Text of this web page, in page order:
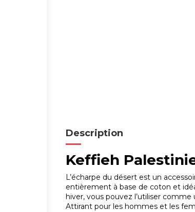
Description
Keffieh
L’écharpe du désert est un
entièrement à base de coton et
hiver, vous pouvez l’utiliser comme
Attirant pour les hommes et les